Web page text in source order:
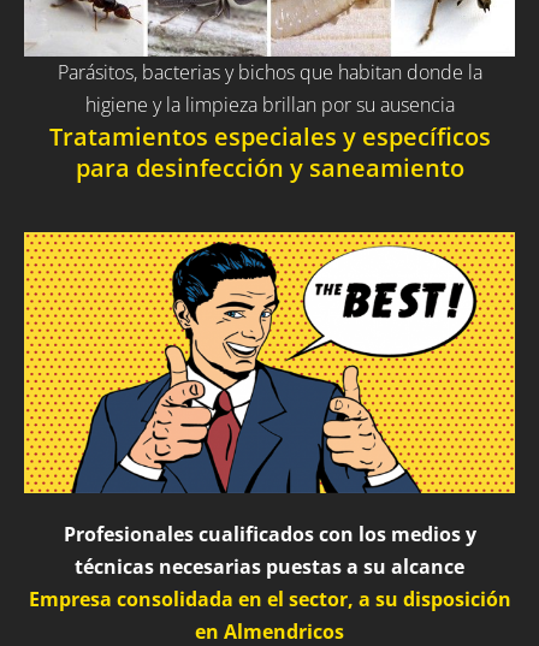
Parásitos, bacterias y bichos que habitan donde la
higiene y la limpieza brillan por su ausencia
Tratamientos especiales y específicos
para desinfección y saneamiento
Profesionales cualificados con los medios y
técnicas necesarias puestas a su alcance
Empresa consolidada en el sector, a su disposición
en Almendricos